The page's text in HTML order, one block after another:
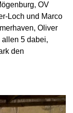
OV
Loch und Marco
Oliver
5 dabei,
den